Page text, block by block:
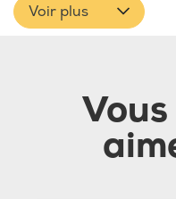
Voir plus